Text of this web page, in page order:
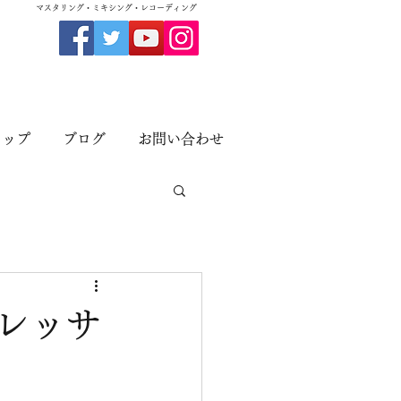
​マスタリング・ミキシング・レコーディング
ップ ブログ お問い合わせ
ッサ